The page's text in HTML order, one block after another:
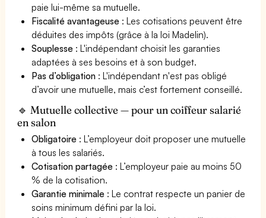
paie lui-même sa mutuelle.
Fiscalité avantageuse : Les cotisations peuvent être
déduites des impôts (grâce à la loi Madelin).
Souplesse : L'indépendant choisit les garanties
adaptées à ses besoins et à son budget.
Pas d’obligation : L'indépendant n'est pas obligé
d’avoir une mutuelle, mais c’est fortement conseillé.
🔹 Mutuelle collective — pour un coiffeur salarié
en salon
Obligatoire : L’employeur doit proposer une mutuelle
à tous les salariés.
Cotisation partagée : L’employeur paie au moins 50
% de la cotisation.
Garantie minimale : Le contrat respecte un panier de
soins minimum défini par la loi.